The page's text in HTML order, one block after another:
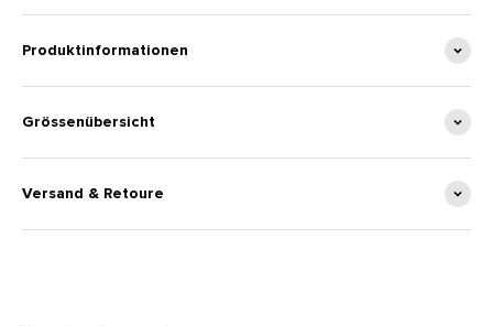
Produktinformationen
Grössenübersicht
Versand & Retoure